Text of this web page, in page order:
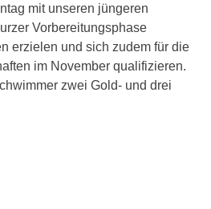
mit unseren jüngeren
Vorbereitungsphase
erzielen und sich zudem für die
im November qualifizieren.
zwei Gold- und drei